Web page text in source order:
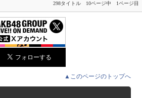
298タイトル 10ページ中 1ページ目
▲このページのトップへ